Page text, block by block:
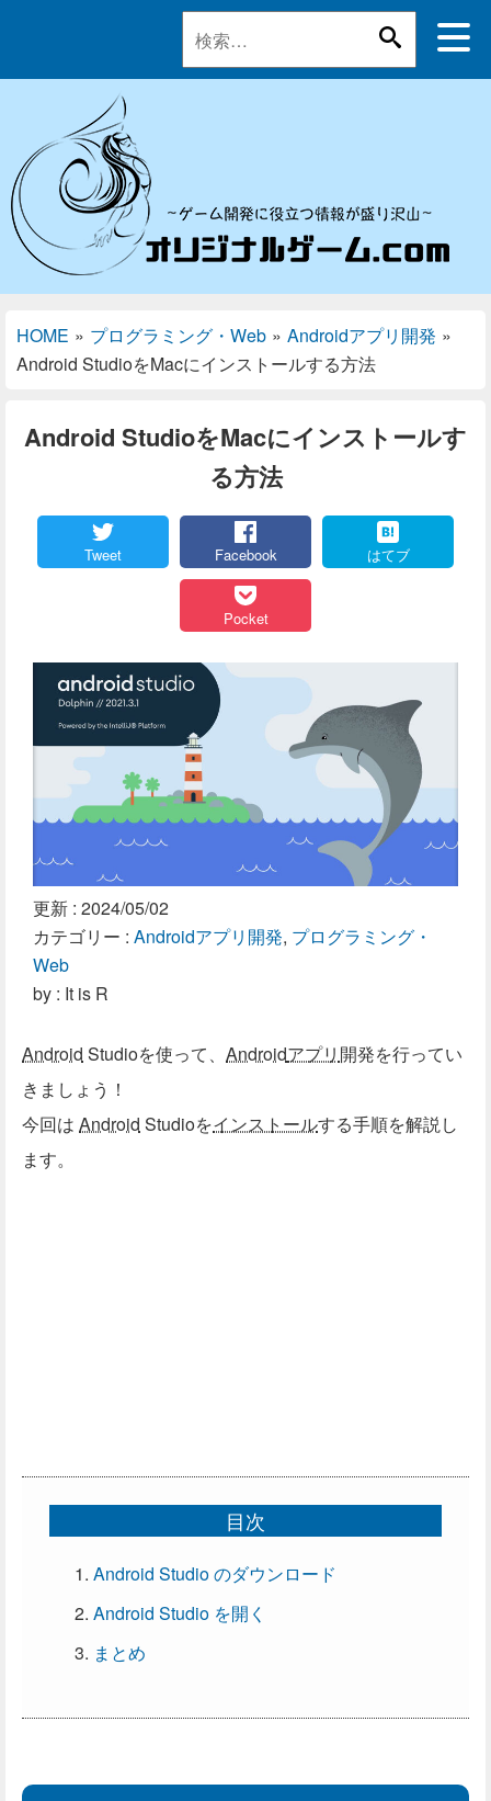
HOME » プログラミング・Web » Androidアプリ開発 »
Android StudioをMacにインストールする方法
Android StudioをMacにインストールす
る方法
Tweet Facebook はてブ
Pocket
更新 : 2024/05/02
カテゴリー : Androidアプリ開発, プログラミング・
Web
by : It is R
Android Studioを使って、 Androidアプリ 開発を行ってい
きましょう！
今回は Android Studioをインストールする手順を解説し
ます。
目次
Android Studio のダウンロード
Android Studio を開く
まとめ